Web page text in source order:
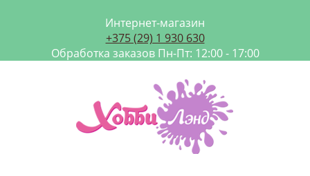
Интернет-магазин
+375 (29) 1 930 630
Обработка заказов Пн-Пт: 12:00 - 17:00